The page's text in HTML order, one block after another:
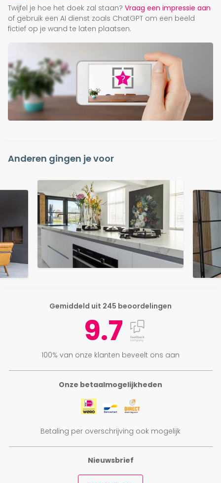
Twijfel je hoe het doek zal staan? Vraag een impressie aan
of gebruik een AI dienst zoals ChatGPT om een beeld
fictief op je wand te laten plaatsen.
Anderen gingen je voor
Onze betaalmogelijkheden
Betaling per overschrijving ook mogelijk
Gemiddeld uit 245 beoordelingen
9.7
100% van onze klanten beveelt ons aan
Nieuwsbrief